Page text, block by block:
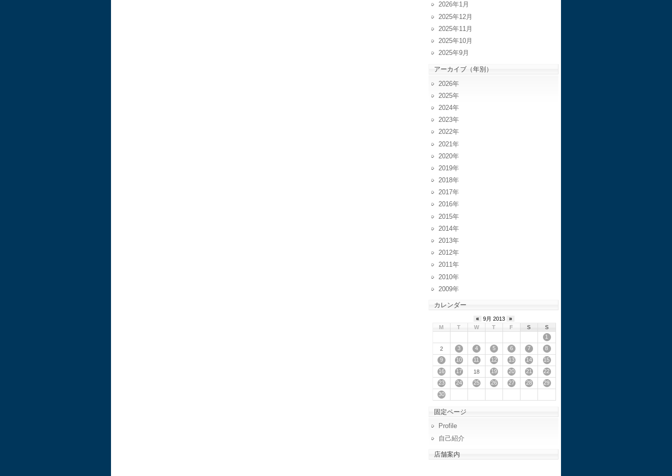
2026年1月
2025年12月
2025年11月
2025年10月
2025年9月
アーカイブ（年別）
2026
2025
2024
2023
2022
2021
2020
2019
2018
2017
2016
2015
2014
2013
2012
2011
2010
2009
カレンダー
« 9月 2013
»
M
T W T F S
S
1
2
3 4 5 6 7
8
9
10 11 12 13 14
15
16
17 18 19 20 21
22
23
24 25 26 27 28
29
30
固定ページ
Profile
自己紹介
店舗案内